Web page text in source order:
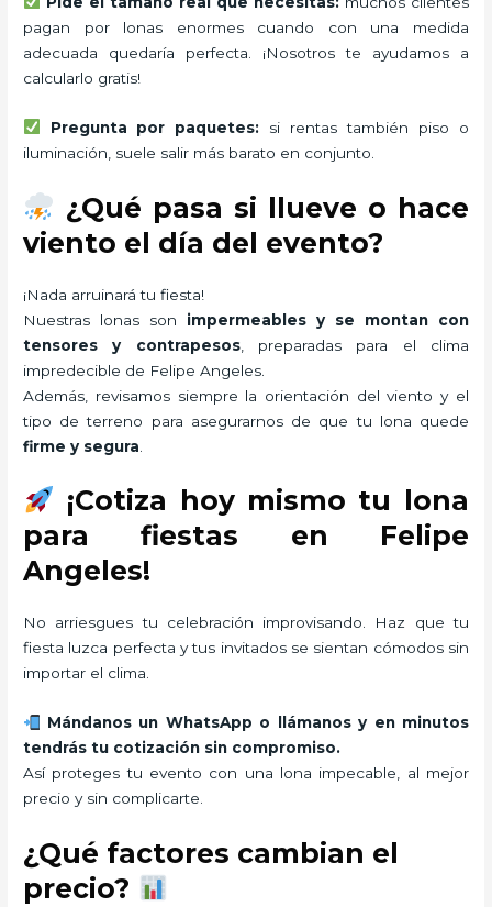
pagan por lonas enormes cuando con una medida
adecuada quedaría perfecta. ¡Nosotros te ayudamos a
calcularlo gratis!
Pregunta por paquetes: si rentas también piso o
iluminación, suele salir más barato en conjunto.
¿Qué pasa si llueve o hace
viento el día del evento?
¡Nada arruinará tu fiesta!
Nuestras lonas son impermeables y se montan con
tensores y contrapesos, preparadas para el clima
impredecible de Felipe Angeles.
Además, revisamos siempre la orientación del viento y el
tipo de terreno para asegurarnos de que tu lona quede
firme y segura
¡Cotiza hoy mismo tu lona
para fiestas en Felipe
Angeles!
No arriesgues tu celebración improvisando. Haz que tu
fiesta luzca perfecta y tus invitados se sientan cómodos sin
importar el clima.
Mándanos un WhatsApp o llámanos y en minutos
tendrás tu cotización sin compromiso.
Así proteges tu evento con una lona impecable, al mejor
precio y sin complicarte.
¿Qué factores cambian el
precio?